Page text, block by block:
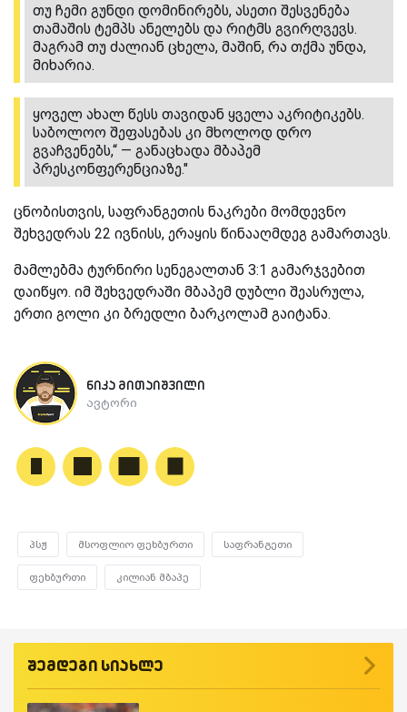
თუ ჩემი გუნდი დომინირებს, ასეთი შესვენება
თამაშის ტემპს ანელებს და რიტმს გვირღვევს.
მაგრამ თუ ძალიან ცხელა, მაშინ, რა თქმა უნდა,
მიხარია.
ყოველ ახალ წესს თავიდან ყველა აკრიტიკებს.
საბოლოო შეფასებას კი მხოლოდ დრო
გვაჩვენებს,“ — განაცხადა მბაპემ
პრესკონფერენციაზე."
ცნობისთვის, საფრანგეთის ნაკრები მომდევნო
შეხვედრას 22 ივნისს, ერაყის წინააღმდეგ გამართავს.
მამლებმა ტურნირი სენეგალთან 3:1 გამარჯვებით
დაიწყო. იმ შეხვედრაში მბაპემ დუბლი შეასრულა,
ერთი გოლი კი ბრედლი ბარკოლამ გაიტანა.
ნიკა მითაიშვილი
ავტორი
პსჟ მსოფლიო ფეხბურთი საფრანგეთი
ფეხბურთი კილიან მბაპე
შემდეგი სიახლე